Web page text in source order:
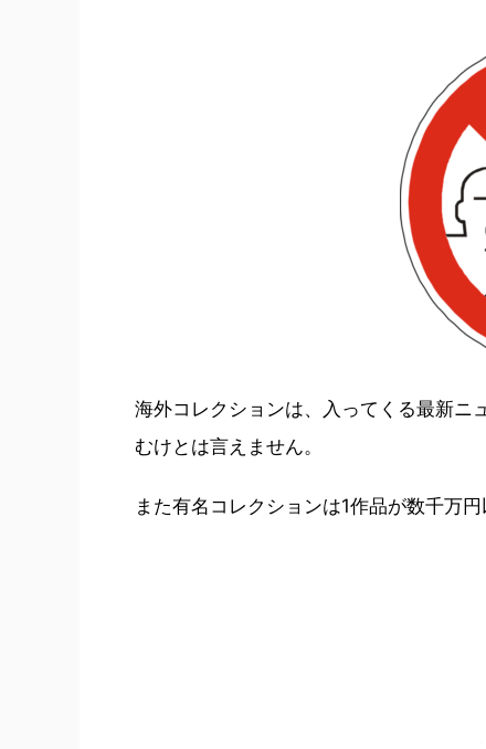
海外コレクションは、入ってくる最新ニ
むけとは言えません。
また有名コレクションは1作品が数千万